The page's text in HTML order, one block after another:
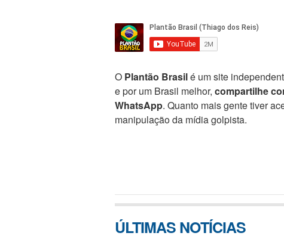
O Plantão Brasilé um site
e por um Brasil melhor, compartilhe
WhatsApp. Quanto mais gente tiver
manipulação da mídia golpista.
ÚLTIMAS NOTÍCIAS